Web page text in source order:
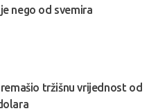
nego od svemira
tržišnu vrijednost od